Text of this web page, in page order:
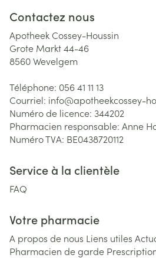
Contactez nous
Apotheek Cossey-Houssin
Grote Markt 44-46
8560Wevelgem
Téléphone: 056 41 11 13
Courriel: info@apotheekcossey-
Numéro de licence: 344202
Pharmacien responsable: Anne
Numéro TVA: BE0438720112
Service à la clientèle
FAQ
Votre pharmacie
A propos de nous Liens utiles
Pharmacien de garde